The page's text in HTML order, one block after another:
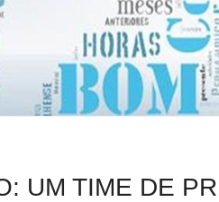
UM TIME DE